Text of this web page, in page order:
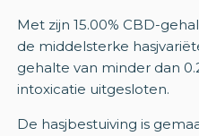
Met zijn 15.00% CBD-
de middelsterke
gehalte van minder dan
intoxicatie uitgesloten.
De hasjbestuiving is